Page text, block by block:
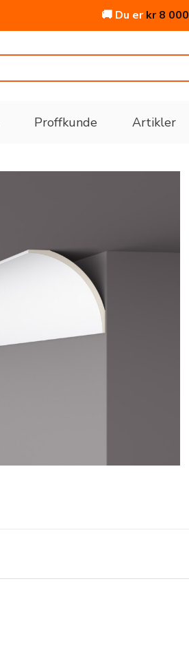
🚚 Du erkr8 000
Proffkunde Artikler